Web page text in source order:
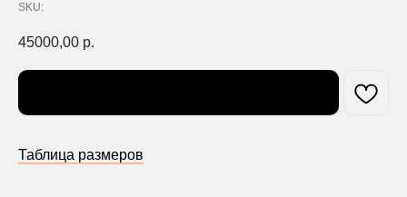
SKU:
45000,00 р.
Таблица размеров